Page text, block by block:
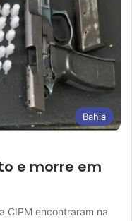
Bahia
e morre em
CIPM encontraram na